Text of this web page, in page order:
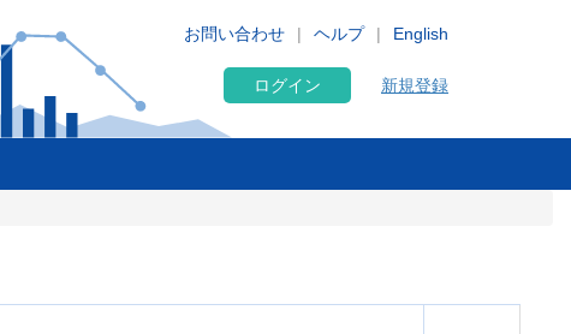
English
お問い合わせ ヘルプ
ログイン 新規登録